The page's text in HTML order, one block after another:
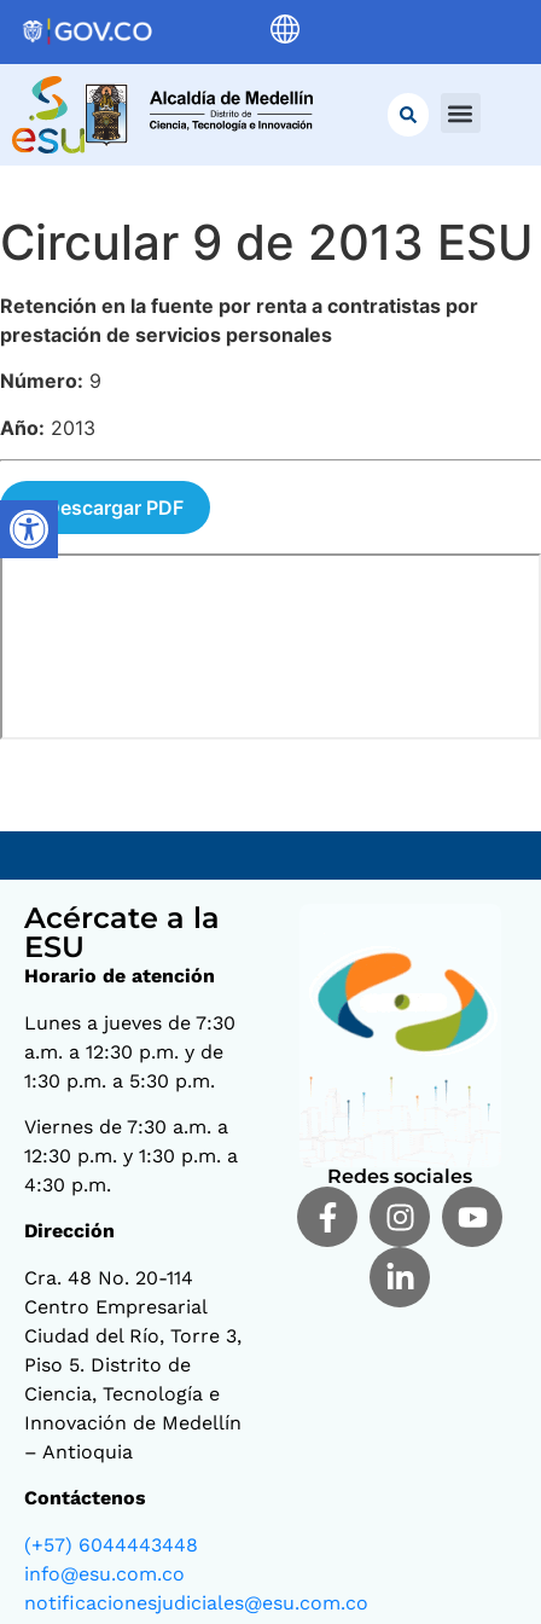
Circular 9 de 2013 ESU
Retención en la fuente por renta a contratistas por
prestación de servicios personales
Número: 9
Año: 2013
Descargar PDF
Acércate a la
ESU
Horario de atención
Lunes a jueves de 7:30
a.m. a 12:30 p.m. y de
1:30 p.m. a 5:30 p.m.
Viernes de 7:30 a.m. a
12:30 p.m. y 1:30 p.m. a
4:30 p.m.
Dirección
Cra. 48 No. 20-114
Centro Empresarial
Ciudad del Río, Torre 3,
Piso 5. Distrito de
Ciencia, Tecnología e
Innovación de Medellín
– Antioquia
Contáctenos
(+57) 6044443448
info@esu.com.co
notificacionesjudiciales@esu.com.co
Redes sociales